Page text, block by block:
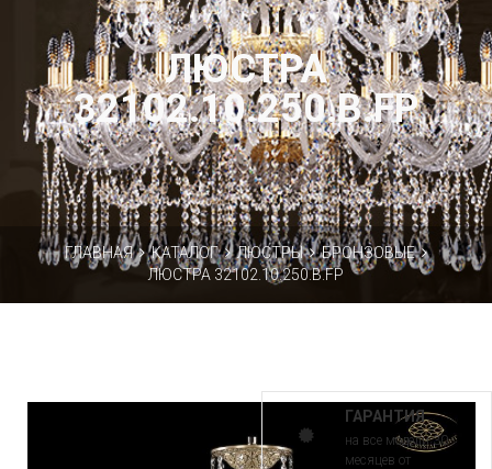
ЛЮСТРА
32102.10.250.B.FP
ГЛАВНАЯ КАТАЛОГ ЛЮСТРЫ
БРОНЗОВЫЕ
ЛЮСТРА 32102.10.250.B.FP
ГАРАНТИЯ
на все модели 30
месяцев от